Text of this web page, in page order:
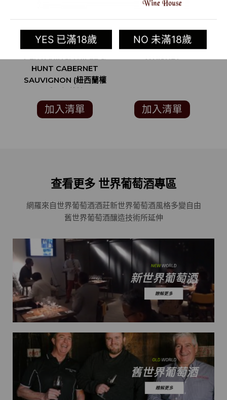
YES 已滿18歲 NO 未滿18歲
2009 澳洲紅酒
PERTARINGA RIFLE &
HUNT CABERNET
SAUVIGNON (紐西蘭權
WINESTATE
MAGAZINE 五顆星)
加入清單
RE:FIND RYE
WHISKEY
加入清單
查看更多 世界葡萄酒專區
網羅來自世界葡萄酒酒莊新世界葡萄酒風格多變自由
舊世界葡萄酒釀造技術所延伸